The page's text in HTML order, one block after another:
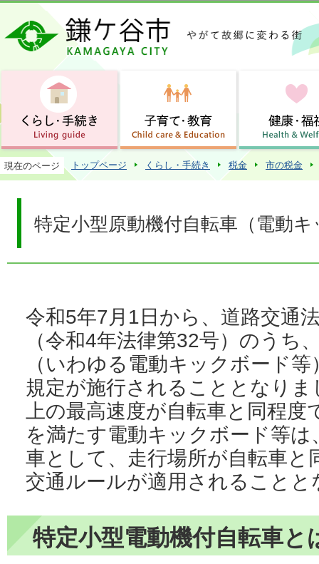
この
現在のページ トップページ くらし・手続き 税金 市の税金
特定小型原動機付自転車（電動
令和5年7月1日から、道路交通
（令和4年法律第32号）のうち
（いわゆる電動キックボード
規定が施行されることとなり
上の最高速度が自転車と同程度
を満たす電動キックボード等は
車として、走行場所が自転車
交通ルールが適用されることと
特定小型電動機付自転車と